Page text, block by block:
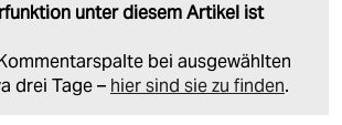
unter diesem Artikel ist
bei ausgewählten
drei Tage – hier sind sie zu finden.